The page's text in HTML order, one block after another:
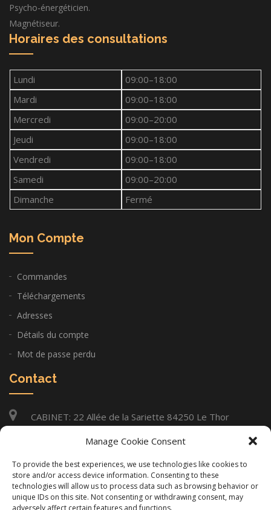
Manage Cookie Consent
To provide the best experiences, we use technologies like cookies to
store and/or access device information. Consenting to these
technologies will allow us to process data such as browsing behavior or
unique IDs on this site. Not consenting or withdrawing consent, may
adversely affect certain features and functions.
Psycho-énergéticien.
Magnétiseur.
Horaires des consultations
Lundi
09:00–18:00
Mardi
09:00–18:00
Mercredi
09:00–20:00
Jeudi
09:00–18:00
Vendredi
09:00–18:00
Samedi
09:00–20:00
Dimanche
Fermé
Mon Compte
Commandes
Téléchargements
Adresses
Détails du compte
Mot de passe perdu
Contact
CABINET: 22 Allée de la Sariette 84250 Le Thor
06 11 14 97 26
infos@gilles-lacourt.com
Copyright © Gilles Lacourt 2020. Tous Droits Réservés. |